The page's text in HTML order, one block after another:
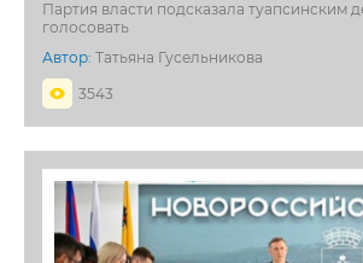
Партия власти подсказала туапсинским
голосовать
Автор: Татьяна Гусельникова
3543